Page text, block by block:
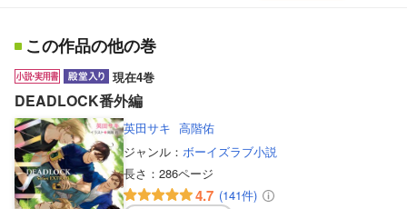
この作品の他の巻
現在4巻
DEADLOCK番外編
英田サキ 高階佑
ジャンル： ボーイズラブ小説
長さ： 286ページ
4.7 (141件)